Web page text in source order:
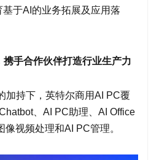
于AI的业务拓展及应用落
手合作伙伴打造行业生产力
加持下，英特尔商用AI PC覆
、AI PC助理、AI Office
视频处理和AI PC管理。